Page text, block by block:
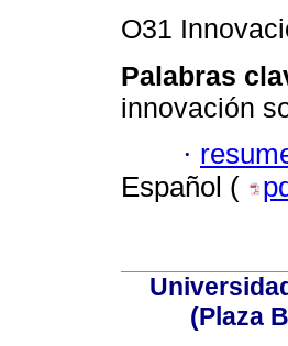
O31
Palabras
innovación
·
Español (
(Plaza